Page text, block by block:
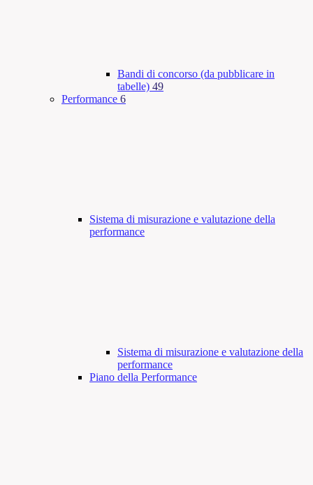
Bandi di concorso (da pubblicare in
tabelle) 49
Performance 6
Sistema di misurazione e valutazione della
performance
Sistema di misurazione e valutazione della
performance
Piano della Performance